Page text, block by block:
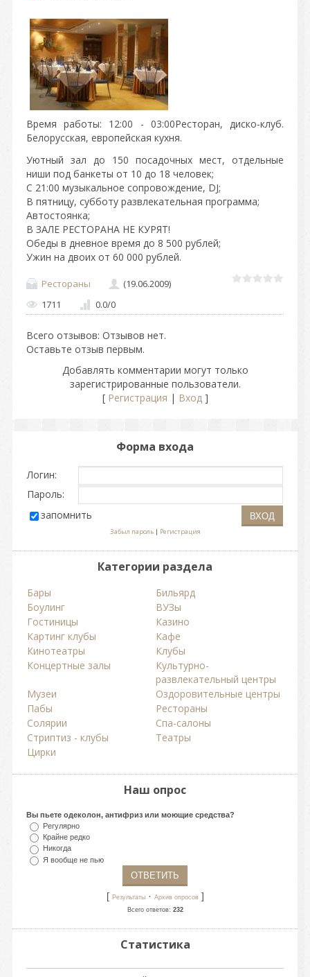
Время работы: 12:00 - 03:00Ресторан, диско-клуб.
Белорусская, европейская кухня.
Уютный зал до 150 посадочных мест, отдельные
ниши под банкеты от 10 до 18 человек;
С 21:00 музыкальное сопровождение, DJ;
В пятницу, субботу развлекательная программа;
Автостоянка;
В ЗАЛЕ РЕСТОРАНА НЕ КУРЯТ!
Обеды в дневное время до 8 500 рублей;
Ужин на двоих от 60 000 рублей.
Рестораны
(19.06.2009)
1711
0.0/0
Всего отзывов: Отзывов нет.
Оставьте отзыв первым.
Добавлять комментарии могут только
зарегистрированные пользователи.
[ Регистрация | Вход]
Форма входа
Логин:
Пароль:
запомнить
Забыл пароль| Регистрация
Категории раздела
Бары
Бильярд
Боулинг
ВУЗы
Гостиницы
Казино
Картинг клубы
Кафе
Кинотеатры
Клубы
Концертные залы
Культурно-
развлекательный центры
Музеи
Оздоровительные центры
Пабы
Рестораны
Солярии
Спа-салоны
Стриптиз - клубы
Театры
Цирки
Наш опрос
Вы пьете одеколон, антифриз или моющие средства?
Регулярно
Крайне редко
Никогда
Я вообще не пью
[ Результаты· Архив опросов]
Всего ответов: 232
Статистика